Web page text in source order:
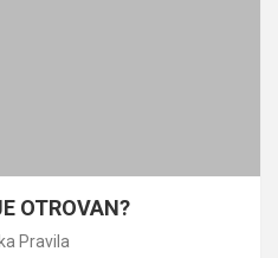
OTROVAN?
Pravila